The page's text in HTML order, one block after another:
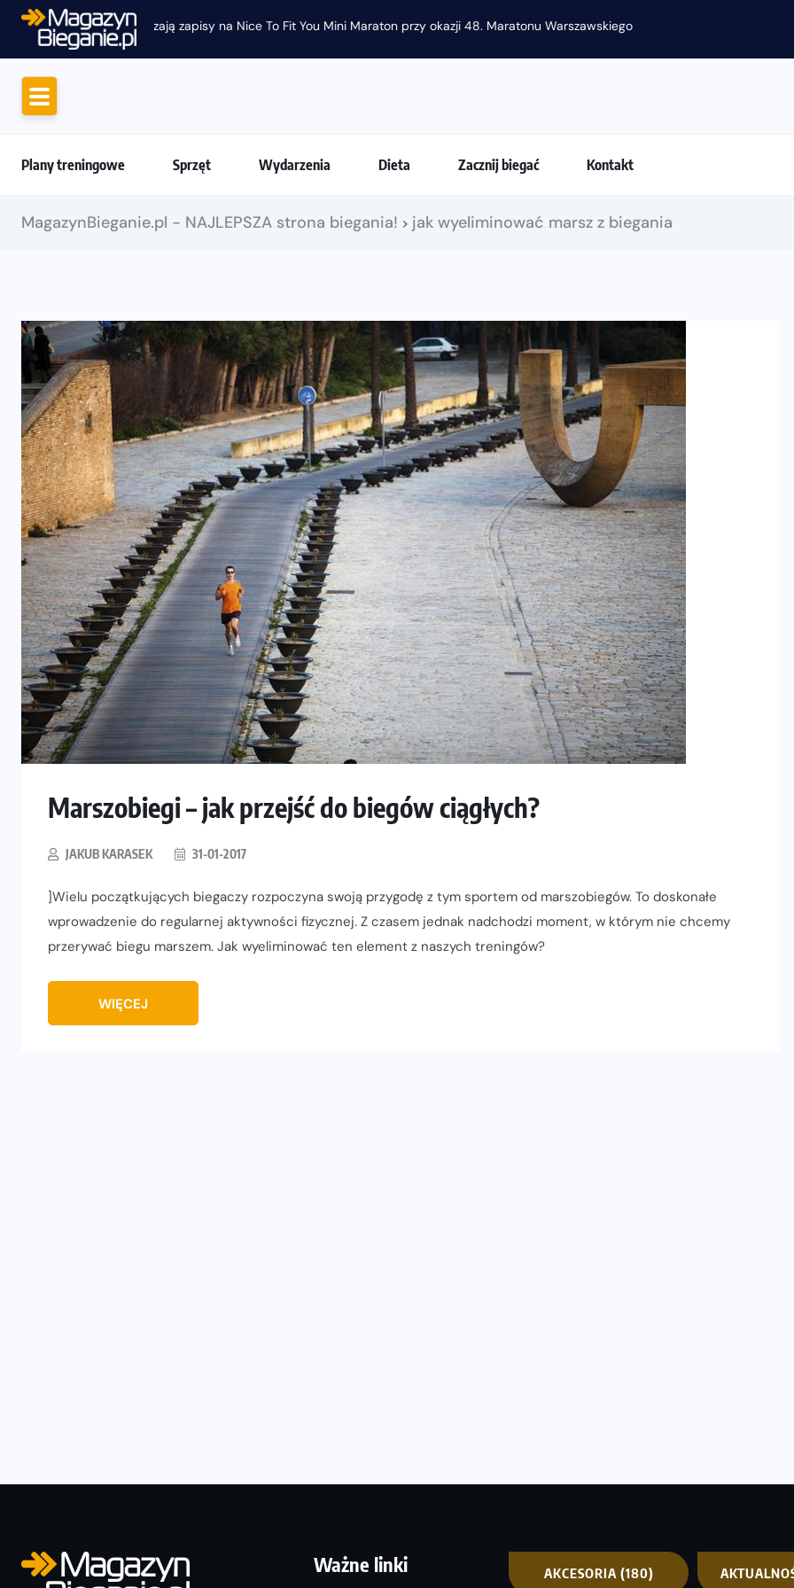
Plany treningowe Sprzęt Wydarzenia Dieta Zacznij biegać Kontakt
MagazynBieganie.pl - NAJLEPSZA strona biegania! > jak wyeliminować marsz z biegania
Marszobiegi – jak przejść do biegów ciągłych?
JAKUB KARASEK 31-01-2017
]Wielu początkujących biegaczy rozpoczyna swoją przygodę z tym sportem od marszobiegów. To doskonałe
wprowadzenie do regularnej aktywności fizycznej. Z czasem jednak nadchodzi moment, w którym nie chcemy
przerywać biegu marszem. Jak wyeliminować ten element z naszych treningów?
WIĘCEJ
Ważne linki AKCESORIA (180)